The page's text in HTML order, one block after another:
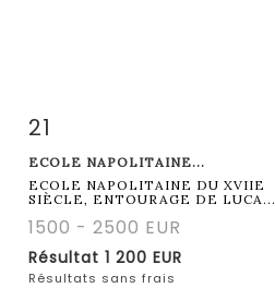
Fiche détaillée
21
ECOLE NAPOLITAINE...
ECOLE NAPOLITAINE DU XVIIE
SIÈCLE, ENTOURAGE DE LUCA...
1500 - 2500 EUR
Résultat 1 200 EUR
Résultats sans frais